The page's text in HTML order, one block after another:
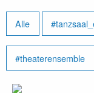
Alle
#theaterensemble